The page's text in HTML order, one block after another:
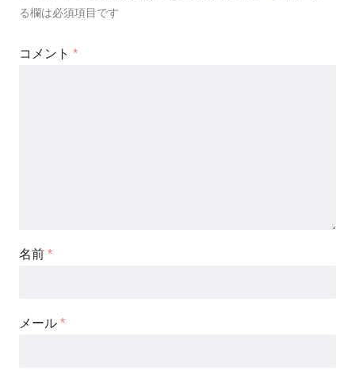
る欄は必須項目です
コメント *
名前 *
メール *